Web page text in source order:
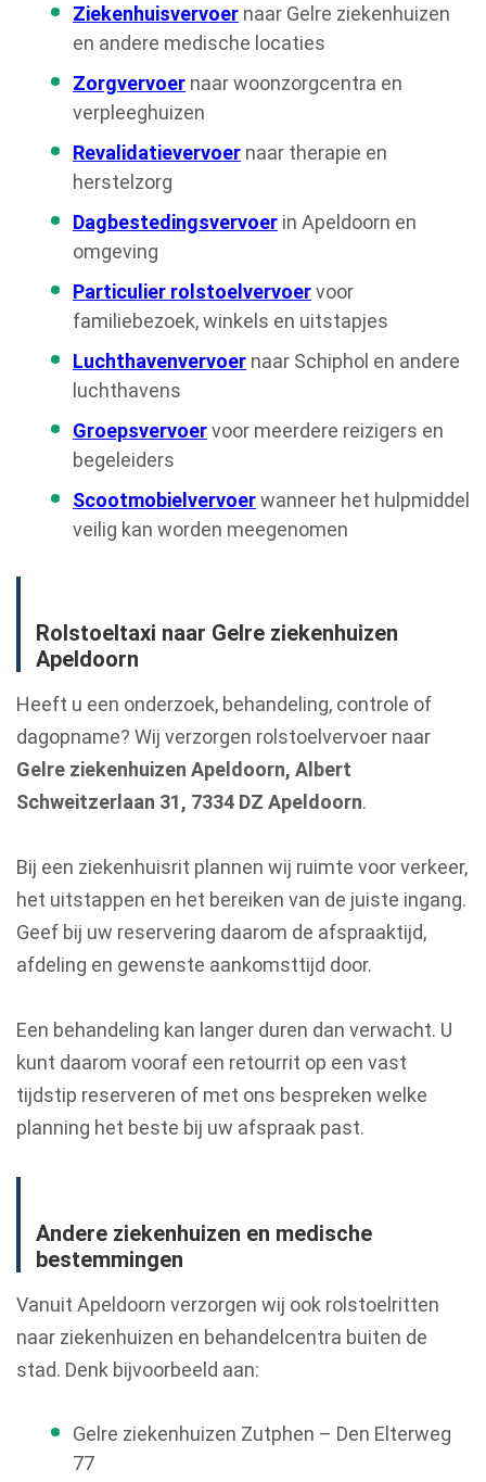
Ziekenhuisvervoer naar Gelre ziekenhuizen
en andere medische locaties
Zorgvervoer naar woonzorgcentra en
verpleeghuizen
Revalidatievervoer naar therapie en
herstelzorg
Dagbestedingsvervoer in Apeldoorn en
omgeving
Particulier rolstoelvervoervoor
familiebezoek, winkels en uitstapjes
Luchthavenvervoer naar Schiphol en andere
luchthavens
Groepsvervoervoor meerdere reizigers en
begeleiders
Scootmobielvervoerwanneer het hulpmiddel
veilig kan worden meegenomen
Rolstoeltaxi naar Gelre ziekenhuizen
Apeldoorn
Heeft u een onderzoek, behandeling, controle of
dagopname? Wij verzorgen rolstoelvervoer naar
Gelre ziekenhuizen Apeldoorn, Albert
Schweitzerlaan 31, 7334 DZ Apeldoorn.
Bij een ziekenhuisrit plannen wij ruimte voor verkeer,
het uitstappen en het bereiken van de juiste ingang.
Geef bij uw reservering daarom de afspraaktijd,
afdeling en gewenste aankomsttijd door.
Een behandeling kan langer duren dan verwacht. U
kunt daarom vooraf een retourrit op een vast
tijdstip reserveren of met ons bespreken welke
planning het beste bij uw afspraak past.
Andere ziekenhuizen en medische
bestemmingen
Vanuit Apeldoorn verzorgen wij ook rolstoelritten
naar ziekenhuizen en behandelcentra buiten de
stad. Denk bijvoorbeeld aan:
Gelre ziekenhuizen Zutphen – Den Elterweg
77